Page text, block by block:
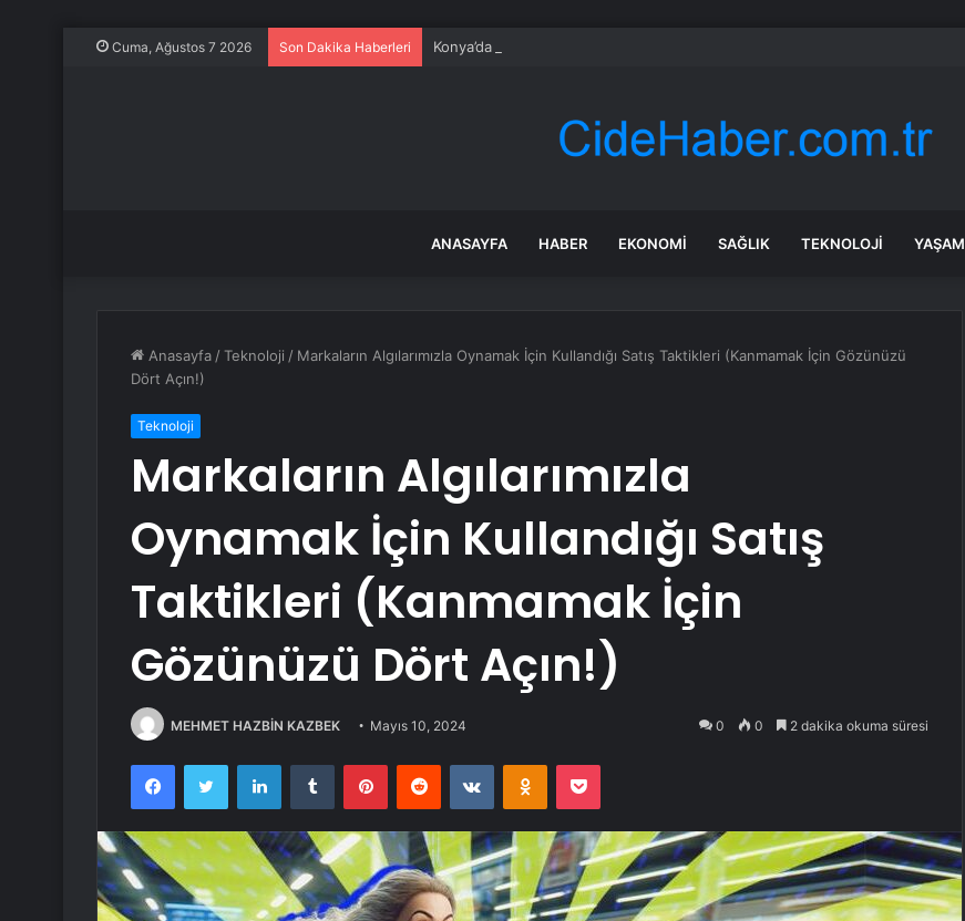
Cuma, Ağustos 7 2026 Son Dakika Haberleri Konya’da Başkan Altay öğrencilerin heyecanına ortak oldu
ANASAYFA HABER EKONOMI SAĞLIK TEKNOLOJI YAŞAM
Anasayfa /Teknoloji / Markaların Algılarımızla Oynamak İçin Kullandığı Satış Taktikleri (Kanmamak İçin Gözünüzü
Dört Açın!)
Teknoloji
Markaların Algılarımızla
Oynamak İçin Kullandığı Satış
Taktikleri (Kanmamak İçin
Gözünüzü Dört Açın!)
MEHMET HAZBİN KAZBEK Mayıs 10, 2024 0 0 2 dakika okuma süresi
FacebookTwitter LinkedInTumblr PinterestReddit VKontakteOdnoklassniki
Pocket